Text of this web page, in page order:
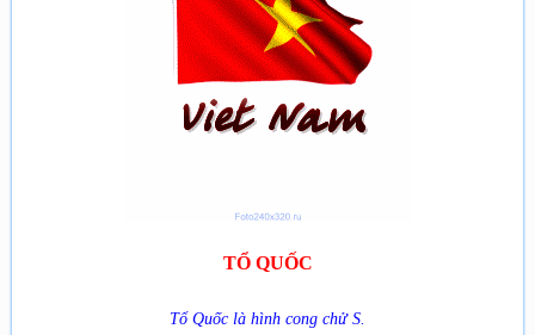
TỔ QUỐC
Tổ Quốc là hình cong chử S.